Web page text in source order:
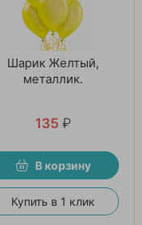
Шарик Желтый,
металлик.
135 ₽
В корзину
Купить в 1 клик